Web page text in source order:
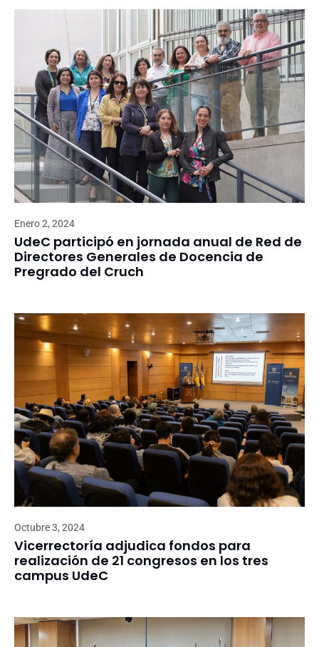
Enero 2, 2024
UdeC participó en jornada anual de Red de
Directores Generales de Docencia de
Pregrado del Cruch
Octubre 3, 2024
Vicerrectoría adjudica fondos para
realización de 21 congresos en los tres
campus UdeC